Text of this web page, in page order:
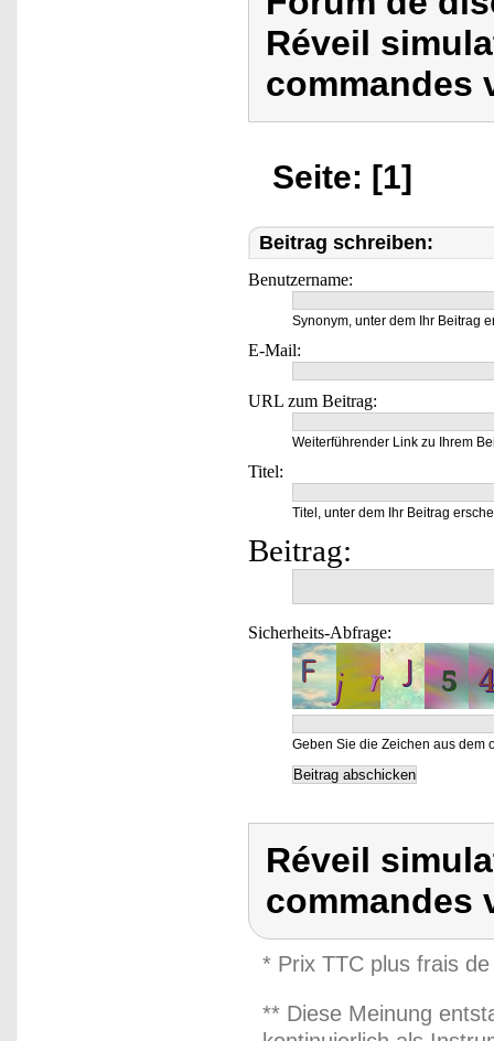
Réveil
commandes
Seite: [1]
Beitrag schreiben:
Benutzername:
Synonym, unter dem Ihr Beitrag
E-Mail:
URL zum Beitrag:
Weiterführender Link zu Ihrem
Titel:
Titel, unter dem Ihr Beitrag
Beitrag:
Sicherheits-Abfrage:
Geben Sie die Zeichen aus dem
Réveil
commandes
* Prix TTC plus frais
** Diese Meinung